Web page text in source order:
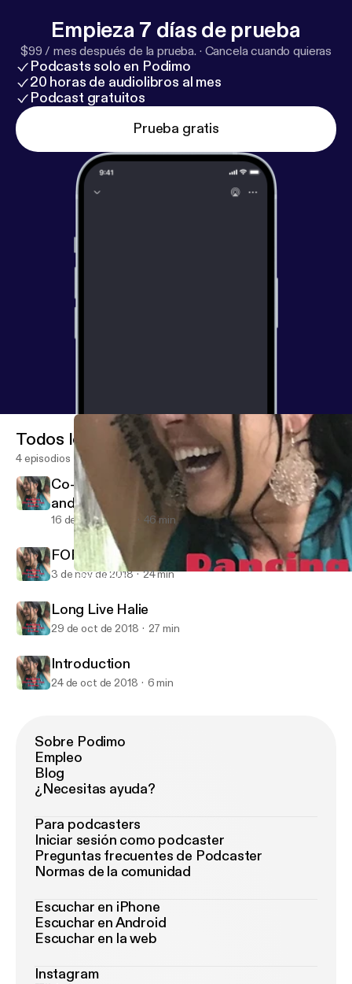
Empieza 7 días de prueba
$99 / mes después de la prueba. · Cancela cuando quieras
Podcasts solo en Podimo
20 horas de audiolibros al mes
Podcast gratuitos
Prueba gratis
Introduction
Todos los episodios
4 episodios
Co-Denstiny: A Mother's Journey to Fullfill
and Honor the Purpose of her Beloved Son.
16 de dic de 2018 46 min
FOREVER 22: MEGAN ROSE KELLEY
3 de nov de 2018 24 min
Long Live Halie
29 de oct de 2018 27 min
Introduction
24 de oct de 2018 6 min
Sobre Podimo
Empleo
Blog
¿Necesitas ayuda?
Para podcasters
Iniciar sesión como podcaster
Preguntas frecuentes de Podcaster
Normas de la comunidad
Escuchar en iPhone
Escuchar en Android
Escuchar en la web
Instagram